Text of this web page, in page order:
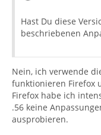
Hast Du diese
beschriebenen
Nein, ich verwende
funktionieren Firefox
Firefox habe ich
.56 keine
ausprobieren.